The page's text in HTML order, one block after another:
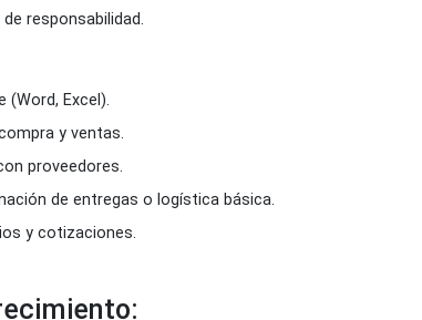
en Administración o afín.
1 año en actividades administrativas.
y trabajo presencial.
de responsabilidad.
Office (Word, Excel).